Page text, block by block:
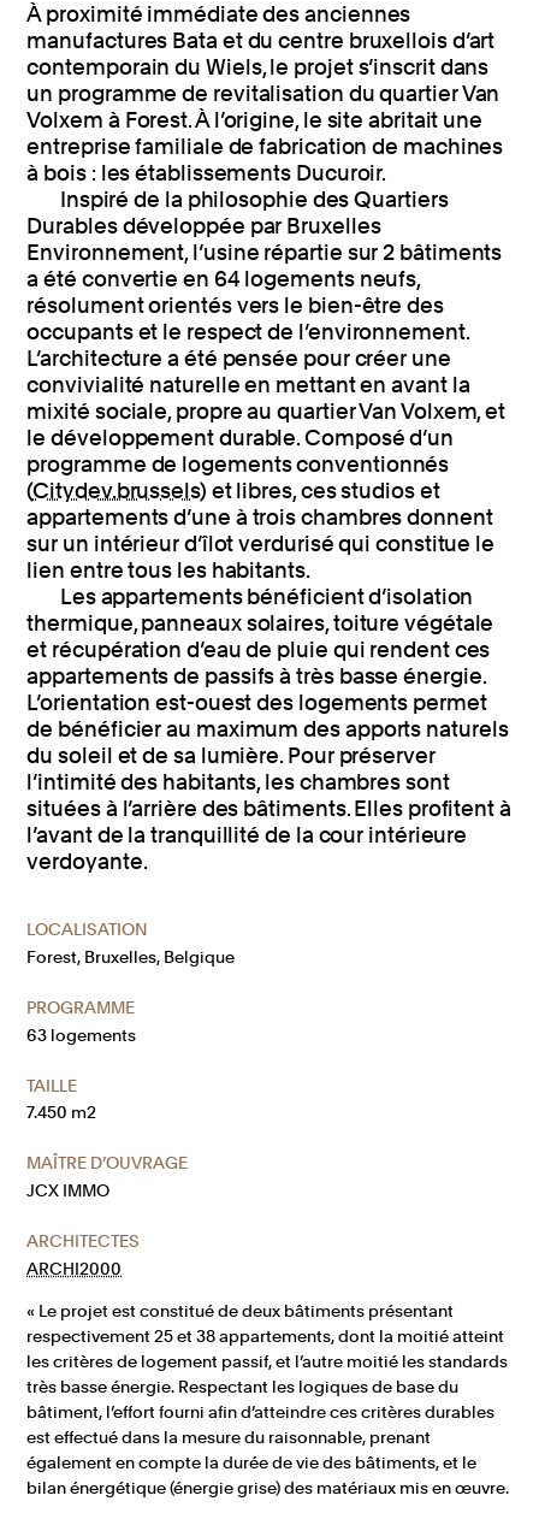
À proximité immédiate des anciennes
manufactures Bata et du centre bruxellois d’art
contemporain du Wiels, le projet s’inscrit dans
un programme de revitalisation du quartier Van
Volxem à Forest. À l’origine, le site abritait une
entreprise familiale de fabrication de machines
à bois : les établissements Ducuroir.
Inspiré de la philosophie des Quartiers
Durables développée par Bruxelles
Environnement, l’usine répartie sur 2 bâtiments
a été convertie en 64 logements neufs,
résolument orientés vers le bien-être des
occupants et le respect de l’environnement.
L’architecture a été pensée pour créer une
convivialité naturelle en mettant en avant la
mixité sociale, propre au quartier Van Volxem, et
le développement durable. Composé d’un
programme de logements conventionnés
(Citydev.brussels) et libres, ces studios et
appartements d’une à trois chambres donnent
sur un intérieur d’îlot verdurisé qui constitue le
lien entre tous les habitants.
Les appartements bénéficient d’isolation
thermique, panneaux solaires, toiture végétale
et récupération d’eau de pluie qui rendent ces
appartements de passifs à très basse énergie.
L’orientation est-ouest des logements permet
de bénéficier au maximum des apports naturels
du soleil et de sa lumière. Pour préserver
l’intimité des habitants, les chambres sont
situées à l’arrière des bâtiments. Elles profitent à
l’avant de la tranquillité de la cour intérieure
verdoyante.
LOCALISATION
Forest, Bruxelles, Belgique
PROGRAMME
63 logements
TAILLE
7.450 m2
MAÎTRE D’OUVRAGE
JCX IMMO
ARCHITECTES
ARCHI2000
« Le projet est constitué de deux bâtiments présentant
respectivement 25 et 38 appartements, dont la moitié atteint
les critères de logement passif, et l’autre moitié les standards
très basse énergie. Respectant les logiques de base du
bâtiment, l’effort fourni afin d’atteindre ces critères durables
est effectué dans la mesure du raisonnable, prenant
également en compte la durée de vie des bâtiments, et le
bilan énergétique (énergie grise) des matériaux mis en œuvre.